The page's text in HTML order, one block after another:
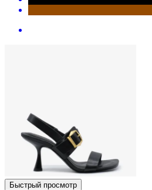
Быстрый просмотр